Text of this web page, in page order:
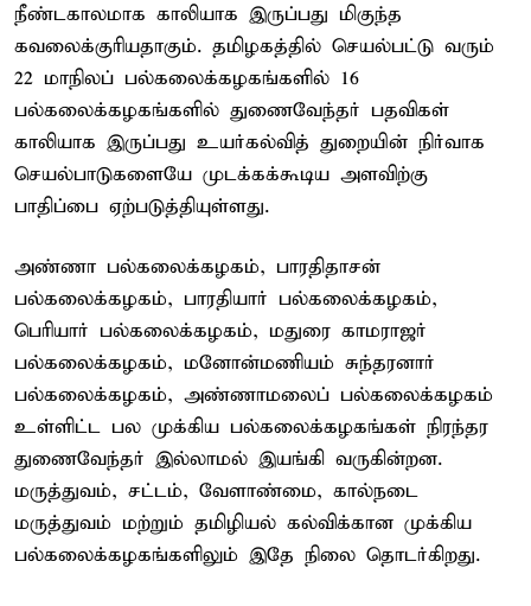
நீண்டகாலமாக காலியாக இருப்பது மிகுந்த
கவலைக்குரியதாகும். தமிழகத்தில் செயல்பட்டு வரும்
22 மாநிலப் பல்கலைக்கழகங்களில் 16
பல்கலைக்கழகங்களில் துணைவேந்தர் பதவிகள்
காலியாக இருப்பது உயர்கல்வித் துறையின் நிர்வாக
செயல்பாடுகளையே முடக்கக்கூடிய அளவிற்கு
பாதிப்பை ஏற்படுத்தியுள்ளது.
அண்ணா பல்கலைக்கழகம், பாரதிதாசன்
பல்கலைக்கழகம், பாரதியார் பல்கலைக்கழகம்,
பெரியார் பல்கலைக்கழகம், மதுரை காமராஜர்
பல்கலைக்கழகம், மனோன்மணியம் சுந்தரனார்
பல்கலைக்கழகம், அண்ணாமலைப் பல்கலைக்கழகம்
உள்ளிட்ட பல முக்கிய பல்கலைக்கழகங்கள் நிரந்தர
துணைவேந்தர் இல்லாமல் இயங்கி வருகின்றன.
மருத்துவம், சட்டம், வேளாண்மை, கால்நடை
மருத்துவம் மற்றும் தமிழியல் கல்விக்கான முக்கிய
பல்கலைக்கழகங்களிலும் இதே நிலை தொடர்கிறது.